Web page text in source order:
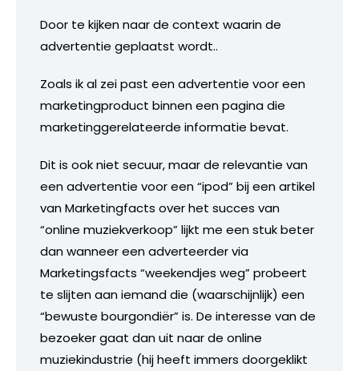
Door te kijken naar de context waarin de
advertentie geplaatst wordt..
Zoals ik al zei past een advertentie voor een
marketingproduct binnen een pagina die
marketinggerelateerde informatie bevat.
Dit is ook niet secuur, maar de relevantie van
een advertentie voor een “ipod” bij een artikel
van Marketingfacts over het succes van
“online muziekverkoop” lijkt me een stuk beter
dan wanneer een adverteerder via
Marketingsfacts “weekendjes weg” probeert
te slijten aan iemand die (waarschijnlijk) een
“bewuste bourgondiër” is. De interesse van de
bezoeker gaat dan uit naar de online
muziekindustrie (hij heeft immers doorgeklikt